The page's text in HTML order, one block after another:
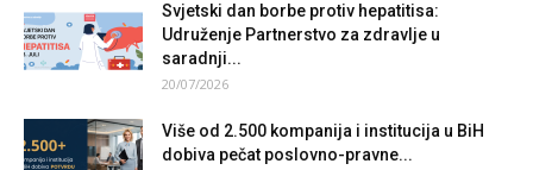
Svjetski dan borbe protiv hepatitisa:
Udruženje Partnerstvo za zdravlje u
saradnji...
20/07/2026
Više od 2.500 kompanija i institucija u BiH
dobiva pečat poslovno-pravne...